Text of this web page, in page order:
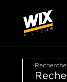
Recherche